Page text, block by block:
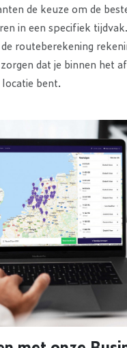
de keuze om de
in een specifiek
routeberekening
dat je binnen het
bent.